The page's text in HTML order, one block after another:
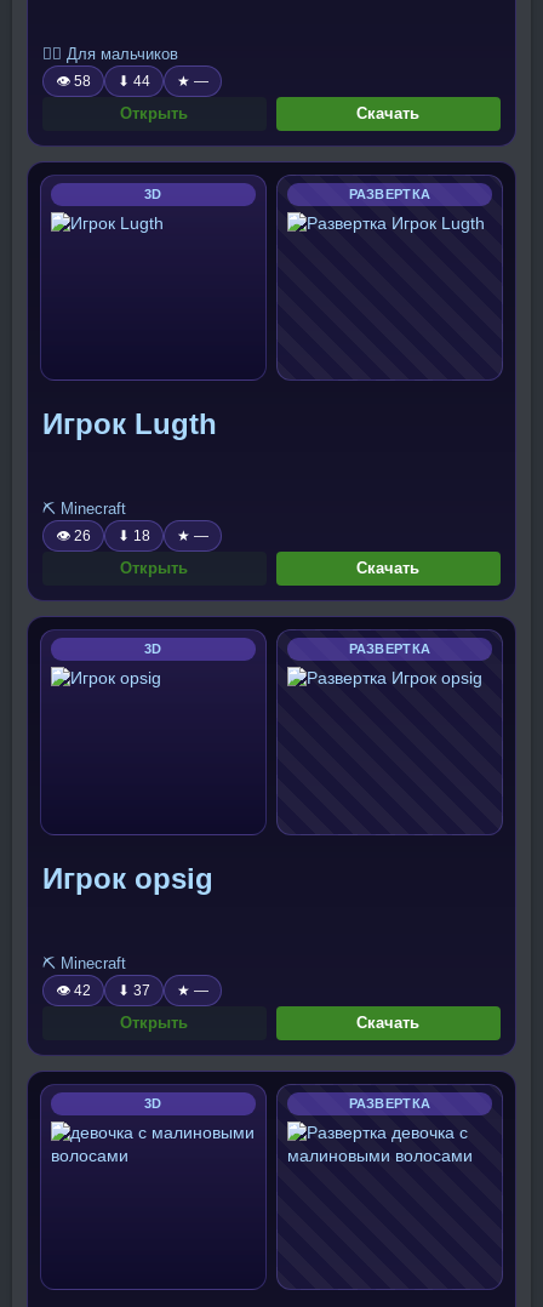
🧍‍♂️ Для мальчиков
👁 58 ⬇ 44 ★ —
Открыть Скачать
3D РАЗВЕРТКА
Игрок Lugth
⛏️ Minecraft
👁 26 ⬇ 18 ★ —
Открыть Скачать
3D РАЗВЕРТКА
Игрок opsig
⛏️ Minecraft
👁 42 ⬇ 37 ★ —
Открыть Скачать
3D РАЗВЕРТКА